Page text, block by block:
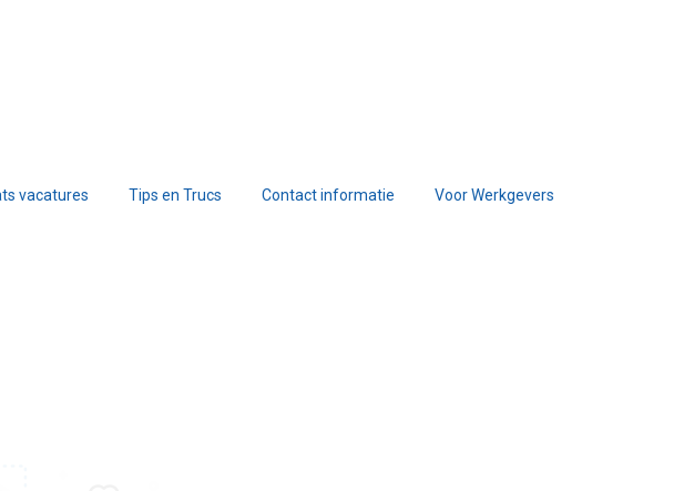
vacatures Tips en Trucs Contact informatie Voor Werkgevers